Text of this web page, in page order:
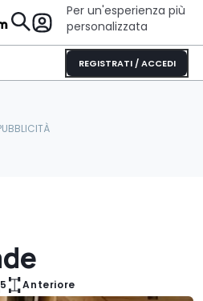
Per un'esperienza più
personalizzata
REGISTRATI / ACCEDI
5 Anteriore